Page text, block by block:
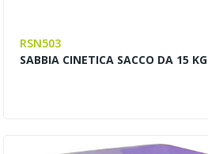
RSN503
SABBIA CINETICA SACCO DA 15 KG